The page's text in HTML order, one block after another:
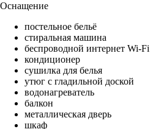
Оснащение
постельное бельё
стиральная машина
беспроводной интернет Wi-Fi
кондиционер
сушилка для белья
утюг с гладильной доской
водонагреватель
балкон
металлическая дверь
шкаф